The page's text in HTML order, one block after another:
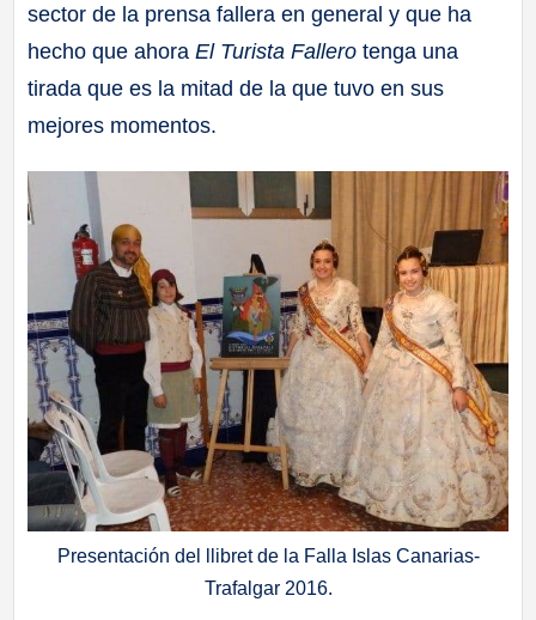
sector de la prensa fallera en general y que ha
hecho que ahoraEl Turista Fallero tenga una
tirada que es la mitad de la que tuvo en sus
mejores momentos.
Presentación del llibret de la Falla Islas Canarias-
Trafalgar 2016.